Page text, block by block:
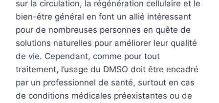
sur la circulation, la régénération cellulaire et le
bien-être général en font un allié intéressant
pour de nombreuses personnes en quête de
solutions naturelles pour améliorer leur qualité
de vie. Cependant, comme pour tout
traitement, l’usage du DMSO doit être encadré
par un professionnel de santé, surtout en cas
de conditions médicales préexistantes ou de